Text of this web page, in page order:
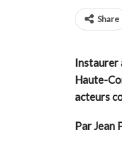
Share
Instaurer
Haute-
acteurs
Par Jean